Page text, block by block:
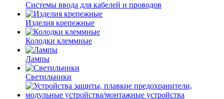
Системы ввода для кабелей и проводов
Изделия крепежные
Колодки клеммные
Лампы
Светильники